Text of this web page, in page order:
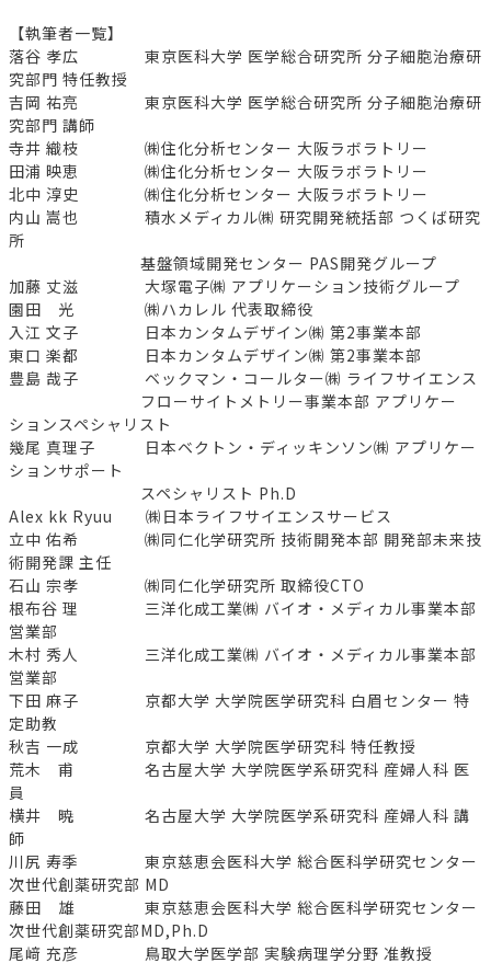
【執筆者一覧】
落谷 孝広 東京医科大学 医学総合研究所 分子細胞治療研
究部門 特任教授
吉岡 祐亮 東京医科大学 医学総合研究所 分子細胞治療研
究部門 講師
寺井 織枝 ㈱住化分析センター 大阪ラボラトリー
田浦 映恵 ㈱住化分析センター 大阪ラボラトリー
北中 淳史 ㈱住化分析センター 大阪ラボラトリー
内山 嵩也 積水メディカル㈱ 研究開発統括部 つくば研究
所
基盤領域開発センター PAS開発グループ
加藤 丈滋 大塚電子㈱ アプリケーション技術グループ
園田 光 ㈱ハカレル 代表取締役
入江 文子 日本カンタムデザイン㈱ 第2事業本部
東口 楽都 日本カンタムデザイン㈱ 第2事業本部
豊島 哉子 ベックマン・コールター㈱ ライフサイエンス
フローサイトメトリー事業本部 アプリケー
ションスペシャリスト
幾尾 真理子 日本ベクトン・ディッキンソン㈱ アプリケー
ションサポート
スペシャリスト Ph.D
Alex kk Ryuu ㈱日本ライフサイエンスサービス
立中 佑希 ㈱同仁化学研究所 技術開発本部 開発部未来技
術開発課 主任
石山 宗孝 ㈱同仁化学研究所 取締役CTO
根布谷 理 三洋化成工業㈱ バイオ・メディカル事業本部
営業部
木村 秀人 三洋化成工業㈱ バイオ・メディカル事業本部
営業部
下田 麻子 京都大学 大学院医学研究科 白眉センター 特
定助教
秋吉 一成 京都大学 大学院医学研究科 特任教授
荒木 甫 名古屋大学 大学院医学系研究科 産婦人科 医
員
横井 暁 名古屋大学 大学院医学系研究科 産婦人科 講
師
川尻 寿季 東京慈恵会医科大学 総合医科学研究センター
次世代創薬研究部 MD
藤田 雄 東京慈恵会医科大学 総合医科学研究センター
次世代創薬研究部MD,Ph.D
尾﨑 充彦 鳥取大学医学部 実験病理学分野 准教授